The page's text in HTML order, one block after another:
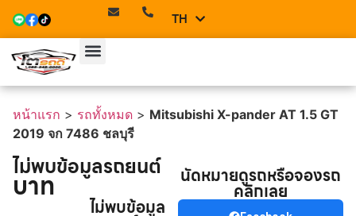
TH
EN
หน้าแรก > รถทั้งหมด > Mitsubishi X-pander AT 1.5 GT
2019 จก 7486 ชลบุรี
ไม่พบข้อมูลรถยนต์
บาท
ไม่พบข้อมูล
นัดหมายดูรถหรือจองรถ
คลิกเลย